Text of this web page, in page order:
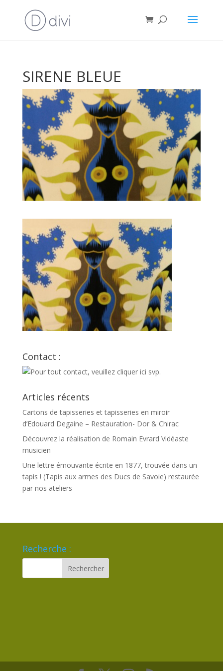
SIRENE BLEUE
Contact :
Articles récents
Cartons de tapisseries et tapisseries en miroir
d’Edouard Degaine – Restauration- Dor & Chirac
Découvrez la réalisation de Romain Evrard Vidéaste
musicien
Une lettre émouvante écrite en 1877, trouvée dans un
tapis ! (Tapis aux armes des Ducs de Savoie) restaurée
par nos ateliers
Recherche :